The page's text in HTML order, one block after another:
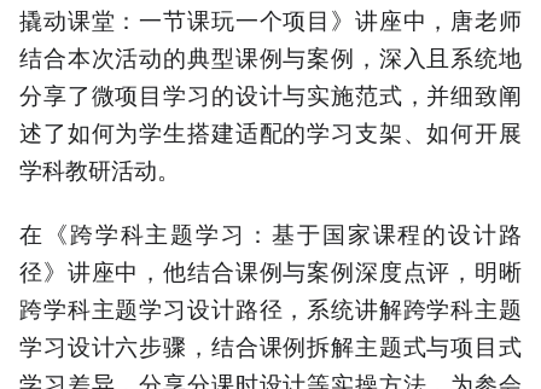
撬动课堂：一节课玩一个项目》讲座中，唐老师
结合本次活动的典型课例与案例，深入且系统地
分享了微项目学习的设计与实施范式，并细致阐
述了如何为学生搭建适配的学习支架、如何开展
学科教研活动。
在《跨学科主题学习：基于国家课程的设计路
径》讲座中，他结合课例与案例深度点评，明晰
跨学科主题学习设计路径，系统讲解跨学科主题
学习设计六步骤，结合课例拆解主题式与项目式
学习差异，分享分课时设计等实操方法，为参会